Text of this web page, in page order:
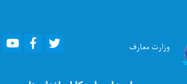
وزارت معارف Youtube Facebook